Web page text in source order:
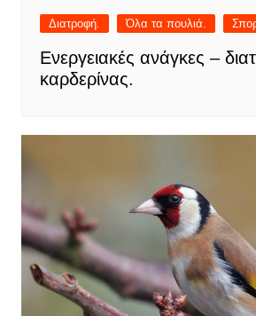
Διατροφή. Όλα τα πουλιά.
Ενεργειακές ανάγκες –
καρδερίνας.